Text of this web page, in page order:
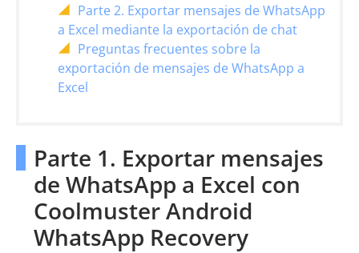
Parte 2. Exportar mensajes de WhatsApp
a Excel mediante la exportación de chat
Preguntas frecuentes sobre la
exportación de mensajes de WhatsApp a
Excel
Parte 1. Exportar mensajes
de WhatsApp a Excel con
Coolmuster Android
WhatsApp Recovery